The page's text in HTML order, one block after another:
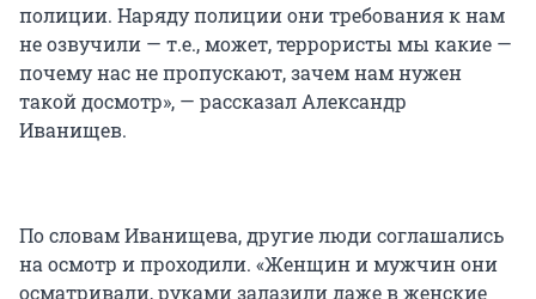
полиции. Наряду полиции они требования к нам
не озвучили — т.е., может, террористы мы какие —
почему нас не пропускают, зачем нам нужен
такой досмотр», — рассказал Александр
Иванищев.
По словам Иванищева, другие люди соглашались
на осмотр и проходили. «Женщин и мужчин они
осматривали, руками залазили даже в женские